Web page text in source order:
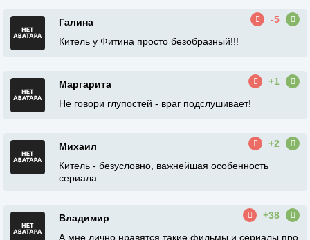
Галина
-5
Китель у Фитина просто безобразный!!!
Маргарита
+1
Не говори глупостей - враг подслушивает!
Михаил
+2
Китель - безусловно, важнейшая особенность
сериала.
Владимир
+38
А мне лично нравятся такие фильмы и сериалы про